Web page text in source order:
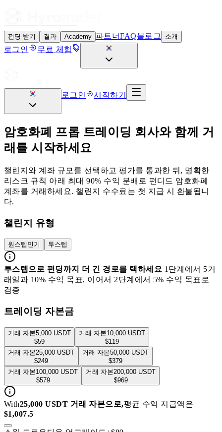
펀딩 받기 결과 Academy 파트너FAQ블로그 소개
로그인 무료 체험
로그인 시작하기
암호화폐 프롭 트레이딩 회사와 함께 거
래를 시작하세요
챌린지와 계좌 규모를 선택하고 평가를 통과한 뒤, 명확한
리스크 규칙 아래 최대 90% 수익 분배로 펀디드 암호화폐
계좌를 거래하세요. 챌린지 수수료는 첫 지급 시 환불됩니
다.
챌린지 유형
원스텝 인기 투스텝
투스텝으로 펀딩까지 더 긴 경로를 택하세요 1단계에서 5거
래일과 10% 수익 목표, 이어서 2단계에서 5% 수익 목표로
검증
트레이딩 자본금
거래 자본5,000 USDT
$59
거래 자본10,000 USDT
$119
거래 자본25,000 USDT
$249
거래 자본50,000 USDT
$379
거래 자본100,000 USDT
$579
거래 자본200,000 USDT
$969
With25,000 USDT 거래 자본으로,평균 수익 지급액은
$1,007.5